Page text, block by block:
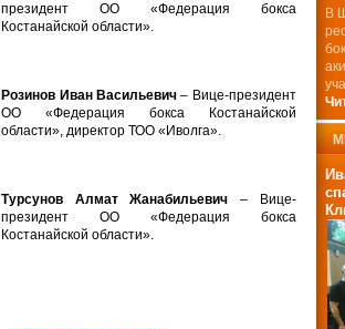
президент ОО «Федерация бокса
Костанайской области».
Розинов Иван Васильевич– Вице-президент
ОО «Федерация бокса Костанайской
области», директор ТОО «Иволга».
Турсунов Алмат Жанабильевич – Вице-
президент ОО «Федерация бокса
Костанайской области».
В